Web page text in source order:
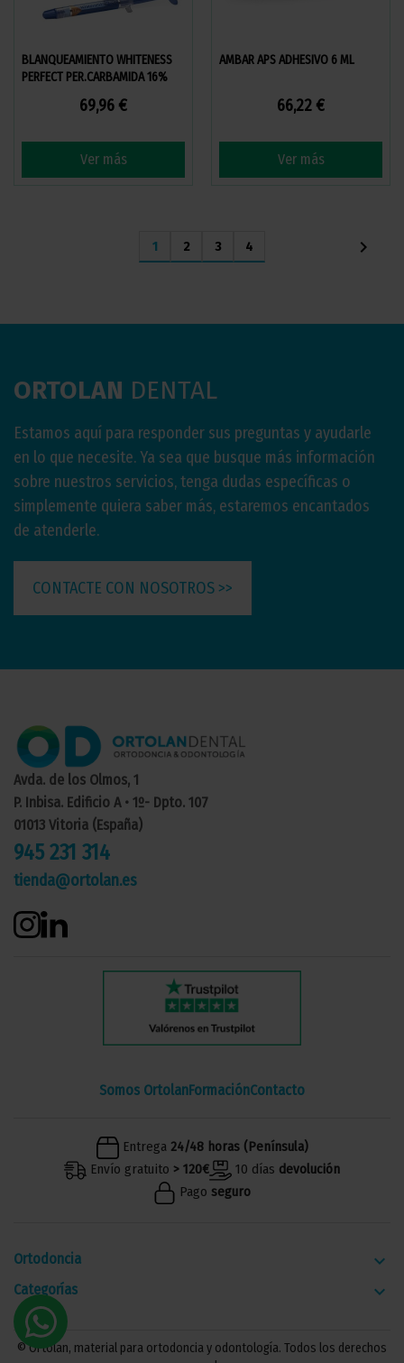
BLANQUEAMIENTO WHITENESS
PERFECT PER.CARBAMIDA 16%
69,96 €
Ver más
AMBAR APS ADHESIVO 6 ML
66,22 €
Ver más
1 2 3 4 chevron_right
ORTOLAN DENTAL
Estamos aquí para responder sus preguntas y ayudarle
en lo que necesite. Ya sea que busque más información
sobre nuestros servicios, tenga dudas específicas o
simplemente quiera saber más, estaremos encantados
de atenderle.
CONTACTE CON NOSOTROS >>
Avda. de los Olmos, 1
P. Inbisa. Edificio A • 1º- Dpto. 107
01013 Vitoria (España)
945 231 314
tienda@ortolan.es
Somos OrtolanFormaciónContacto
Entrega 24/48 horas (Península)
Envío gratuito > 120€ 10 días devolución
Pago seguro
Ortodoncia keyboard_arrow_down
Categorías keyboard_arrow_down
© Ortolan, material para ortodoncia y odontología. Todos los derechos